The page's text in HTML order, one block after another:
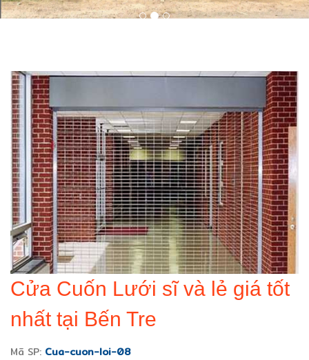
Cửa Cuốn Lưới sĩ và lẻ giá tốt
nhất tại Bến Tre
Mã SP: Cua-cuon-loi-08